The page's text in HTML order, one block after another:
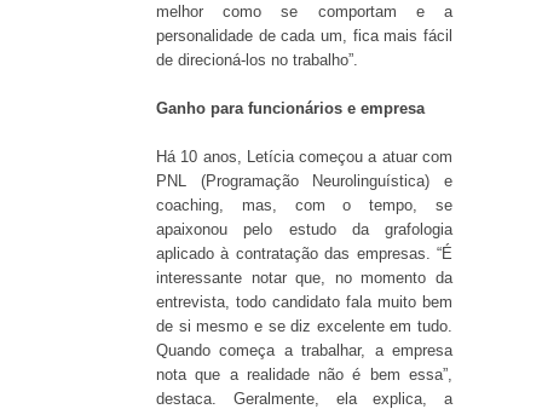
melhor como se comportam e a
personalidade de cada um, fica mais fácil
de direcioná-los no trabalho”.
Ganho para funcionários e empresa
Há 10 anos, Letícia começou a atuar com
PNL (Programação Neurolinguística) e
coaching, mas, com o tempo, se
apaixonou pelo estudo da grafologia
aplicado à contratação das empresas. “É
interessante notar que, no momento da
entrevista, todo candidato fala muito bem
de si mesmo e se diz excelente em tudo.
Quando começa a trabalhar, a empresa
nota que a realidade não é bem essa”,
destaca. Geralmente, ela explica, a